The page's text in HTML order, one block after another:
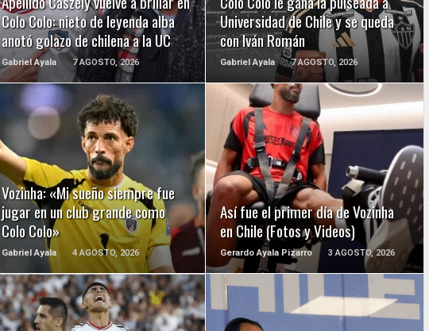
Colo Colo: nieto de leyenda alba
anotó golazo de chilena a la UC
Gabriel Ayala 7 AGOSTO, 2026
Universidad de Chile y se queda
con Iván Román
Gabriel Ayala 7 AGOSTO, 2026
Vozinha: «Mi sueño siempre fue
jugar en un club grande como
Colo Colo»
Gabriel Ayala 4 AGOSTO, 2026
LEER MÁS
Así fue el primer día de Vozinha
en Chile (Fotos y Videos)
Gerardo Ayala Pizarro 3 AGOSTO, 2026
LEER MÁS